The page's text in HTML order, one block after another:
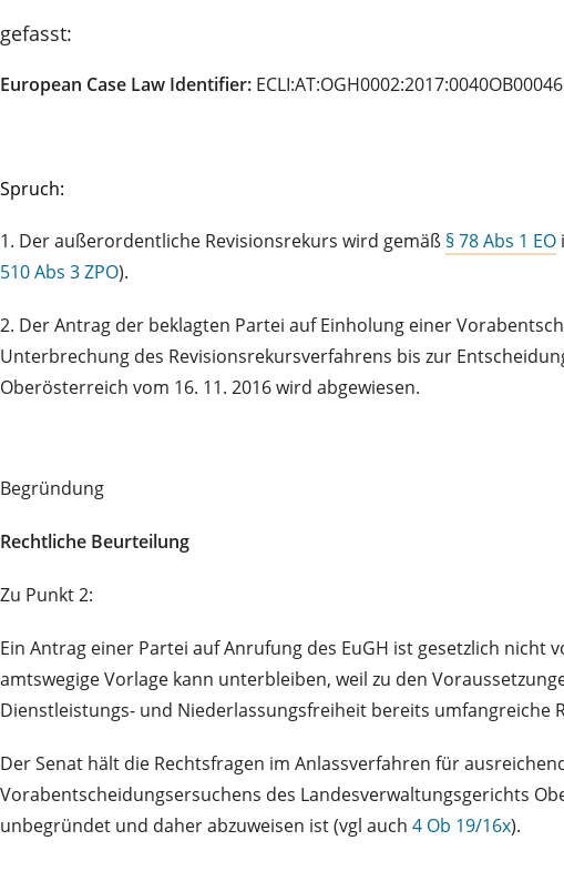
gefasst:
European Case Law Identifier:
Spruch:
1. Der außerordentliche Revisionsrekurs wird gemäß § 78 Abs 1 EO
510 Abs 3 ZPO).
2. Der Antrag der beklagten Partei auf Einholung einer
Unterbrechung des Revisionsrekursverfahrens bis zur
Oberösterreich vom 16. 11. 2016 wird abgewiesen.
Begründung
Rechtliche Beurteilung
Zu Punkt 2:
Ein Antrag einer Partei auf Anrufung des EuGH ist gesetzlich nicht
amtswegige Vorlage kann unterbleiben, weil zu den
Dienstleistungs- und Niederlassungsfreiheit bereits umfangreiche
Der Senat hält die Rechtsfragen im Anlassverfahren für
Vorabentscheidungsersuchens des Landesverwaltungsgerichts
unbegründet und daher abzuweisen ist (vgl auch 4 Ob 19/16x).